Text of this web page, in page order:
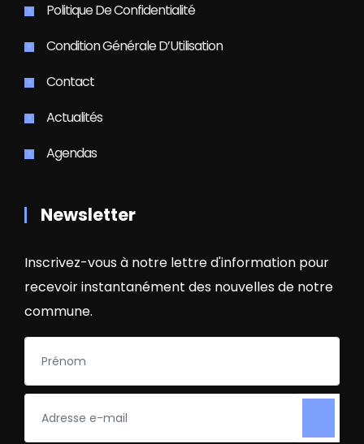
Politique De Confidentialité
Condition Générale D’Utilisation
Contact
Actualités
Agendas
Newsletter
Inscrivez-vous à notre lettre d'information pour
recevoir instantanément des nouvelles de notre
commune.